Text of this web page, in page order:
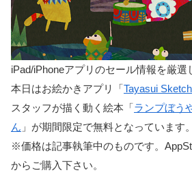
iPad/iPhoneアプリのセール情報を厳選
本日はお絵かきアプリ「Tayasui
スタッフが描く動く絵本「ランプぼう
ん 」が期間限定で無料となっています。
※価格は記事執筆中のものです。
からご購入下さい。